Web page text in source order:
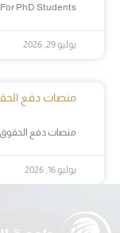
PhD Students
يوليو 29, 2026
منصات دفع
منصات دفع الحقوق
يوليو 16, 2026